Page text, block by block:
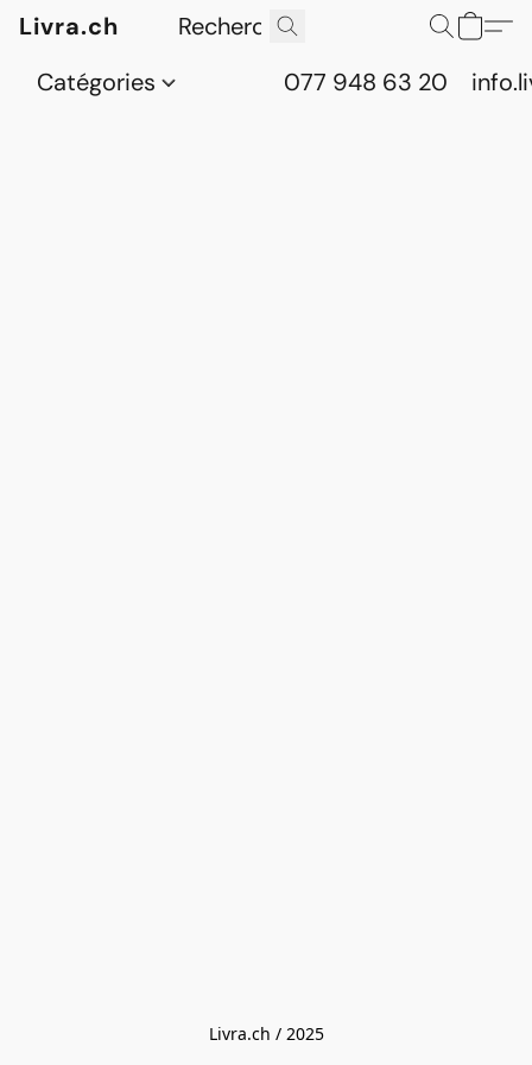
Livra.ch
Catégories
077 948 63 20
Livra.ch / 2025